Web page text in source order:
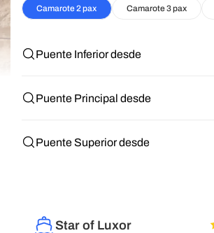
Camarote 2 pax Camarote 3 pax
Puente Inferior desde
Puente Principal desde
Puente Superior desde
Star of Luxor